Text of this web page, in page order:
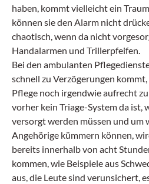
haben, kommt vielleicht ein
können sie den Alarm nicht
chaotisch, wenn da nicht
Handalarmen und Trillerpfeifen.
Bei den ambulanten
schnell zu Verzögerungen
Pflege noch irgendwie aufrecht
vorher kein Triage-System da ist,
versorgt werden müssen und um
Angehörige kümmern können,
bereits innerhalb von acht
kommen, wie Beispiele aus
aus, die Leute sind verunsichert,